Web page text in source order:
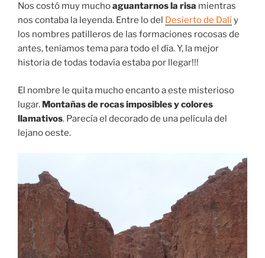
Nos costó muy muchoaguantarnos la risa mientras
nos contaba la leyenda. Entre lo del Desierto de Dalíy
los nombres patilleros de las formaciones rocosas de
antes, teníamos tema para todo el día. Y, la mejor
historia de todas todavía estaba por llegar!!!
El nombre le quita mucho encanto a este misterioso
lugar. Montañas de rocas imposibles y colores
llamativos. Parecía el decorado de una película del
lejano oeste.